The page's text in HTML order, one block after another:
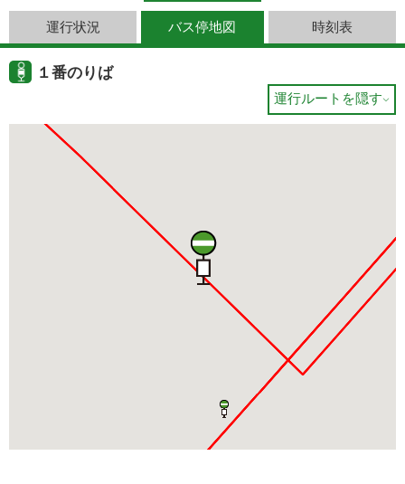
運行状況 バス停地図 時刻表
１番のりば
運行ルートを隠す